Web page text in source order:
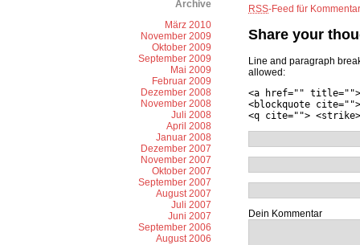
Archive
März 2010
November 2009
Oktober 2009
September 2009
Mai 2009
Februar 2009
Dezember 2008
November 2008
Juli 2008
April 2008
Januar 2008
Dezember 2007
November 2007
Oktober 2007
September 2007
August 2007
Juli 2007
Juni 2007
September 2006
August 2006
RSS-Feed für
Share your
Line and paragraph
allowed:
<a href=""
<blockquote
<q cite="">
Dein Kommentar